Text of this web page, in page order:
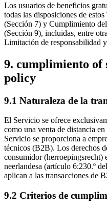
Los usuarios de beneficios
todas las disposiciones de
(Sección 7) y Cumplimiento
(Sección 9), incluidas, entre
Limitación de responsabilidad
9. cumplimiento of
policy
9.1 Naturaleza de la
El Servicio se ofrece
como una venta de distancia
Servicio se proporciona a
técnicos (B2B). Los derechos
consumidor (herroepingsrecht)
neerlandesa (artículo 6:230.º
aplican a las transacciones de
9.2 Criterios de